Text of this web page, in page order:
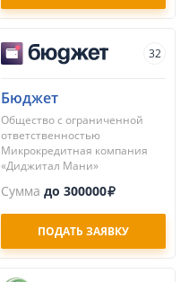
32
Бюджет
Общество с ограниченной
ответственностью
Микрокредитная компания
«Диджитал Мани»
Сумма до 300000
ПОДАТЬ ЗАЯВКУ